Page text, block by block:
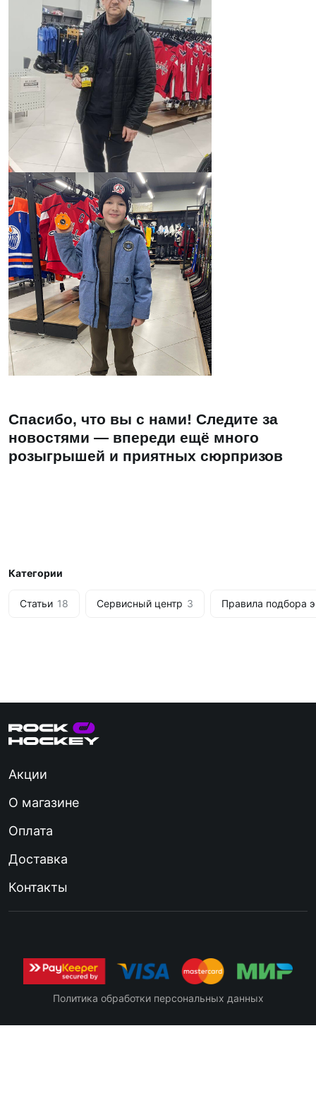
Вратарские клюшки
Клюшки детские
Спасибо, что вы с нами! Следите за
новостями — впереди ещё много
розыгрышей и приятных сюрпризов
Категории
Статьи 18 Сервисный центр 3 Правила подбора
Акции
О магазине
Оплата
Доставка
Контакты
Политика обработки персональных данных